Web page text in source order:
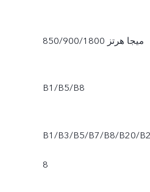
850/900/1800 ميجا هرتز
B1/B5/B8
B1/B3/B5/B7/B8/B20/
8